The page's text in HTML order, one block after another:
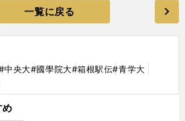
一覧に戻る
中央大#國學院大#箱根駅伝#青学大
め